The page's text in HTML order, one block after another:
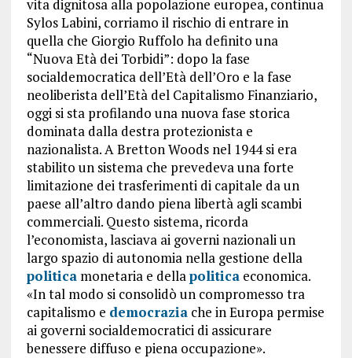
vita dignitosa alla popolazione europea, continua
Sylos Labini, corriamo il rischio di entrare in
quella che Giorgio Ruffolo ha definito una
“Nuova Età dei Torbidi”: dopo la fase
socialdemocratica dell’Età dell’Oro e la fase
neoliberista dell’Età del Capitalismo Finanziario,
oggi si sta profilando una nuova fase storica
dominata dalla destra protezionista e
nazionalista. A Bretton Woods nel 1944 si era
stabilito un sistema che prevedeva una forte
limitazione dei trasferimenti di capitale da un
paese all’altro dando piena libertà agli scambi
commerciali. Questo sistema, ricorda
l’economista, lasciava ai governi nazionali un
largo spazio di autonomia nella gestione della
politicamonetaria e dellapoliticaeconomica.
«In tal modo si consolidò un compromesso tra
capitalismo e democraziache in Europa permise
ai governi socialdemocratici di assicurare
benessere diffuso e piena occupazione».